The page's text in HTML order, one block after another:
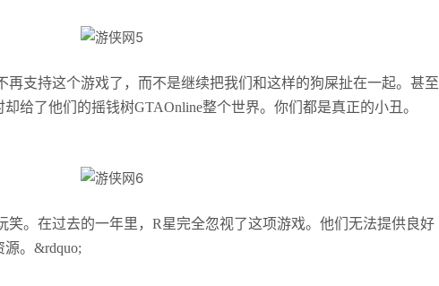
支持这个游戏了，而不是继续把我们和这样的狗屎扯在一起。甚至
给了他们的摇钱树GTAOnline整个世界。你们都是真正的小丑。
。在过去的一年里，R星完全忽视了这项游戏。他们无法提供良好
。&rdquo;